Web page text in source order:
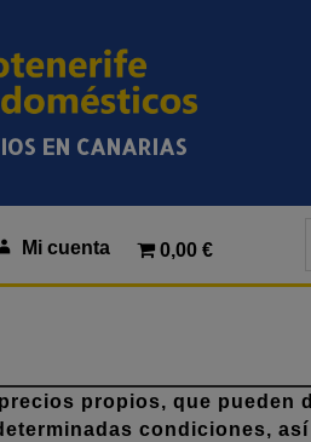
EN CANARIAS
Mi cuenta 0,00 €
propios, que pueden
condiciones,